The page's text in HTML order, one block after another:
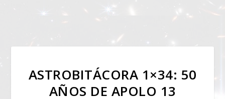
ASTROBITÁCORA 1×34: 50
AÑOS DE APOLO 13